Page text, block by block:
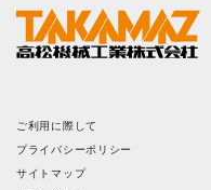
ご利用に際して
プライバシーポリシー
サイトマップ